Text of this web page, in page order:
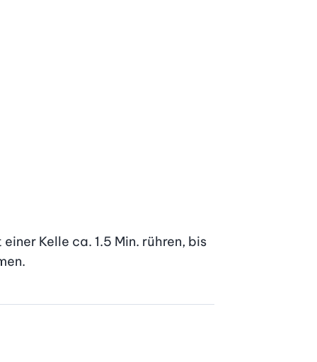
Kelle ca. 1.5 Min. rühren, bis